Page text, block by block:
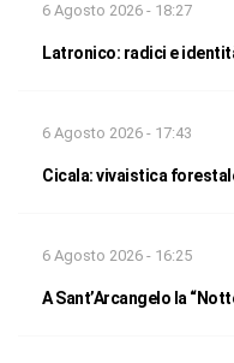
6 Agosto 2026 - 18:27
Latronico: radici e
6 Agosto 2026 - 17:43
Cicala: vivaistica
6 Agosto 2026 - 16:25
A Sant’Arcangelo la